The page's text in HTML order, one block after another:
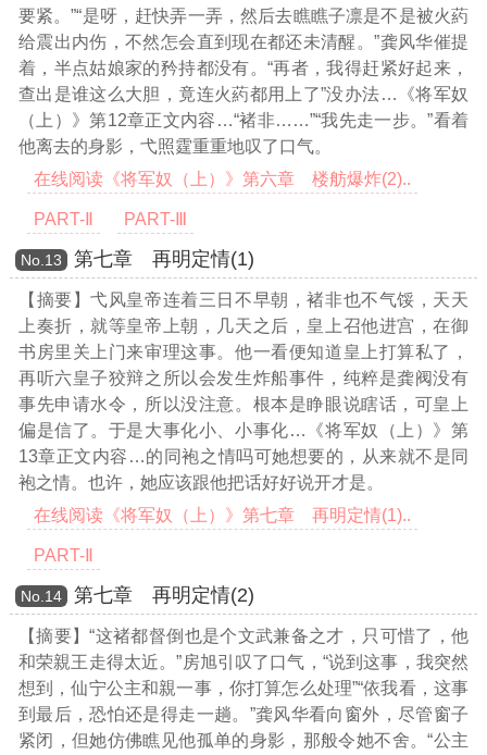
要紧。”“是呀，赶快弄一弄，然后去瞧瞧子凛是不是被火葯
给震出内伤，不然怎会直到现在都还未清醒。”龚风华催提
着，半点姑娘家的矜持都没有。“再者，我得赶紧好起来，
查出是谁这么大胆，竟连火葯都用上了”没办法…《将军奴
（上）》第12章正文内容…“褚非……”“我先走一步。”看着
他离去的身影，弋照霆重重地叹了口气。
在线阅读《将军奴（上）》第六章 楼舫爆炸(2)..
PART-Ⅱ PART-Ⅲ
Νο.13 第七章 再明定情(1)
【摘要】弋风皇帝连着三日不早朝，褚非也不气馁，天天
上奏折，就等皇帝上朝，几天之后，皇上召他进宫，在御
书房里关上门来审理这事。他一看便知道皇上打算私了，
再听六皇子狡辩之所以会发生炸船事件，纯粹是龚阀没有
事先申请水令，所以没注意。根本是睁眼说瞎话，可皇上
偏是信了。于是大事化小、小事化…《将军奴（上）》第
13章正文内容…的同袍之情吗可她想要的，从来就不是同
袍之情。也许，她应该跟他把话好好说开才是。
在线阅读《将军奴（上）》第七章 再明定情(1)..
PART-Ⅱ
Νο.14 第七章 再明定情(2)
【摘要】“这褚都督倒也是个文武兼备之才，只可惜了，他
和荣親王走得太近。”房旭引叹了口气，“说到这事，我突然
想到，仙宁公主和親一事，你打算怎么处理”“依我看，这事
到最后，恐怕还是得走一趟。”龚风华看向窗外，尽管窗子
紧闭，但她仿佛瞧见他孤单的身影，那般令她不舍。“公主